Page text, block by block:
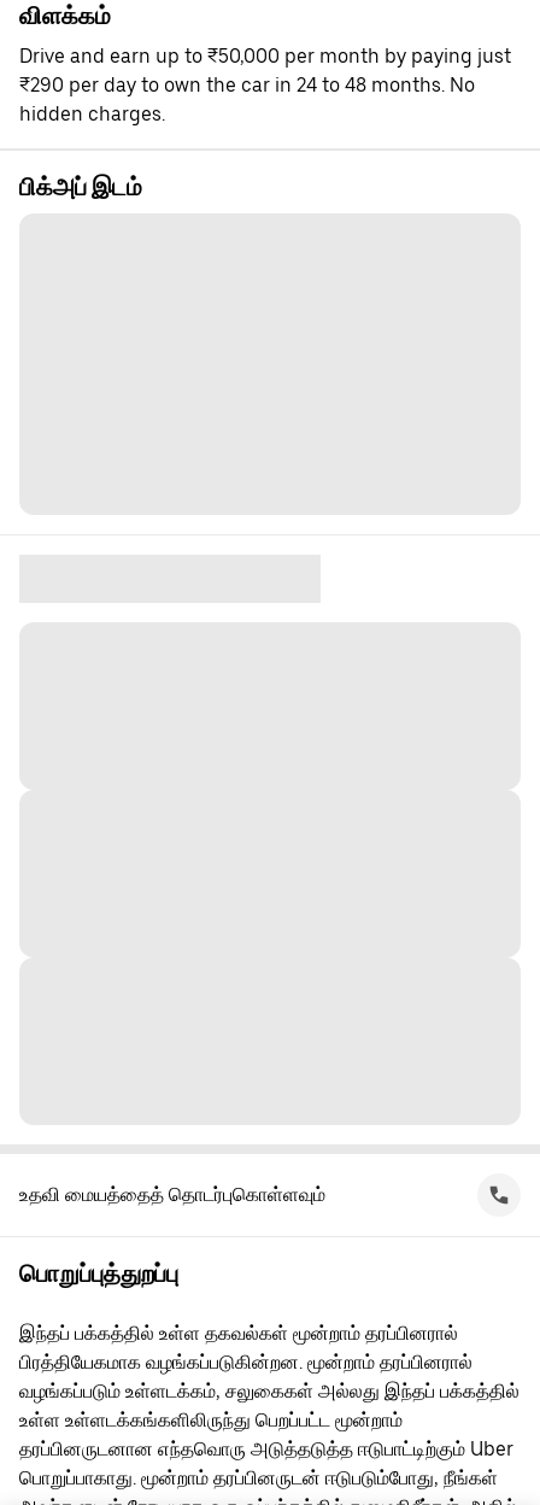
விளக்கம்
Drive and earn up to ₹50,000 per month by paying just
₹290 per day to own the car in 24 to 48 months. No
hidden charges.
பிக்அப் இடம்
உதவி மையத்தைத் தொடர்புகொள்ளவும்
பொறுப்புத்துறப்பு
இந்தப் பக்கத்தில் உள்ள தகவல்கள் மூன்றாம் தரப்பினரால்
பிரத்தியேகமாக வழங்கப்படுகின்றன. மூன்றாம் தரப்பினரால்
வழங்கப்படும் உள்ளடக்கம், சலுகைகள் அல்லது இந்தப் பக்கத்தில்
உள்ள உள்ளடக்கங்களிலிருந்து பெறப்பட்ட மூன்றாம்
தரப்பினருடனான எந்தவொரு அடுத்தடுத்த ஈடுபாட்டிற்கும் Uber
பொறுப்பாகாது. மூன்றாம் தரப்பினருடன் ஈடுபடும்போது, நீங்கள்